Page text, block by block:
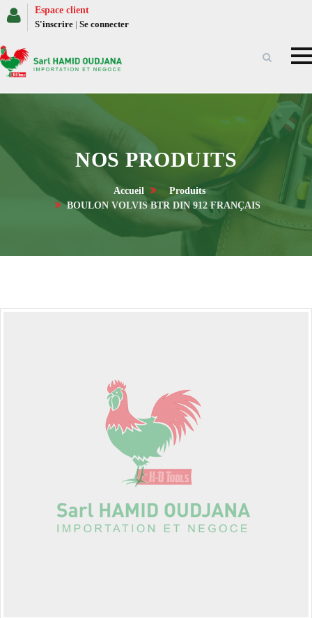
Espace client
S'inscrire | Se connecter
NOS PRODUITS
Accueil
Produits
BOULON VOLVIS BTR DIN 912 FRANÇAIS